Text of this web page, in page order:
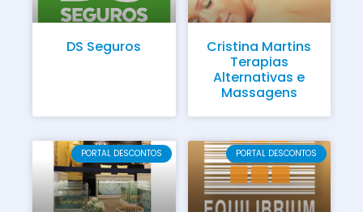
DS Seguros
Cristina Martins
Terapias
Alternativas e
Massagens
PORTAL DESCONTOS PORTAL DESCONTOS